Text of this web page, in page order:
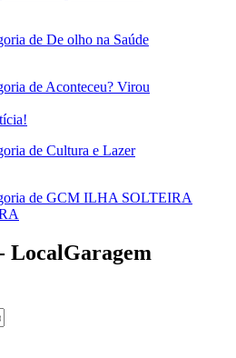
LocalGaragem